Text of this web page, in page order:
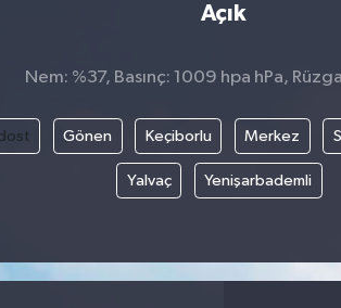
Açık
Nem: %37, Basınç: 1009 hpa hPa,
Gönen Keçiborlu Merkez
Yalvaç Yenişarbademli